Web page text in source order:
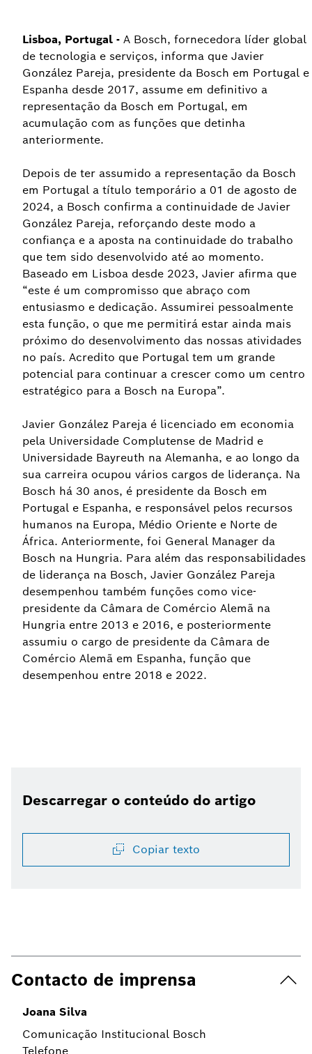
Lisboa, Portugal - A Bosch, fornecedora líder global
de tecnologia e serviços, informa que Javier
González Pareja, presidente da Bosch em Portugal e
Espanha desde 2017, assume em definitivo a
representação da Bosch em Portugal, em
acumulação com as funções que detinha
anteriormente.
Depois de ter assumido a representação da Bosch
em Portugal a título temporário a 01 de agosto de
2024, a Bosch confirma a continuidade de Javier
González Pareja, reforçando deste modo a
confiança e a aposta na continuidade do trabalho
que tem sido desenvolvido até ao momento.
Baseado em Lisboa desde 2023, Javier afirma que
“este é um compromisso que abraço com
entusiasmo e dedicação. Assumirei pessoalmente
esta função, o que me permitirá estar ainda mais
próximo do desenvolvimento das nossas atividades
no país. Acredito que Portugal tem um grande
potencial para continuar a crescer como um centro
estratégico para a Bosch na Europa”.
Javier González Pareja é licenciado em economia
pela Universidade Complutense de Madrid e
Universidade Bayreuth na Alemanha, e ao longo da
sua carreira ocupou vários cargos de liderança. Na
Bosch há 30 anos, é presidente da Bosch em
Portugal e Espanha, e responsável pelos recursos
humanos na Europa, Médio Oriente e Norte de
África. Anteriormente, foi General Manager da
Bosch na Hungria. Para além das responsabilidades
de liderança na Bosch, Javier González Pareja
desempenhou também funções como vice-
presidente da Câmara de Comércio Alemã na
Hungria entre 2013 e 2016, e posteriormente
assumiu o cargo de presidente da Câmara de
Comércio Alemã em Espanha, função que
desempenhou entre 2018 e 2022.
Descarregar o conteúdo do artigo
Copiar texto
Contacto de imprensa
Joana Silva
Comunicação Institucional Bosch
Telefone